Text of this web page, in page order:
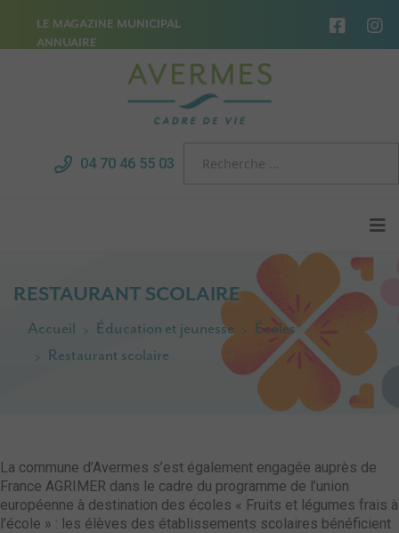
LE MAGAZINE MUNICIPAL
ANNUAIRE
04 70 46 55 03
RESTAURANT SCOLAIRE
Accueil Éducation et jeunesse
Écoles
Restaurant scolaire
La commune d’Avermes s’est également engagée auprès de
France AGRIMER dans le cadre du programme de l’union
européenne à destination des écoles « Fruits et légumes frais à
l’école » : les élèves des établissements scolaires bénéficient